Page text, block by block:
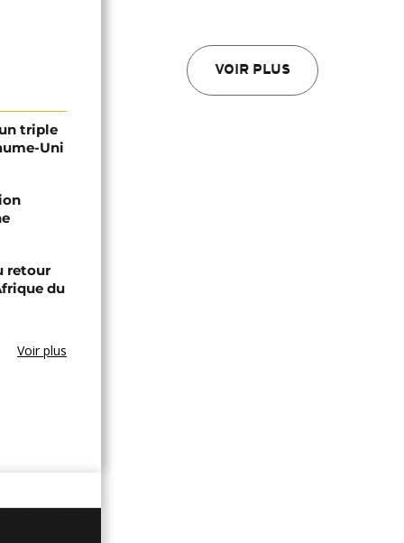
VOIR PLUS
triple
Uni
retour
du
Voir plus